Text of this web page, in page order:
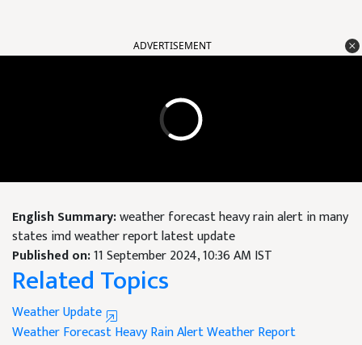
ADVERTISEMENT
English Summary:weather forecast heavy rain alert in many
states imd weather report latest update
Published on:11 September 2024, 10:36 AM IST
Related Topics
Weather Update
Weather ForecastHeavy Rain AlertWeather Report